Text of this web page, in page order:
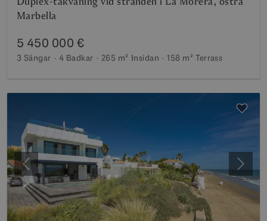
Marbella
5 450 000 €
3 Sängar 4 Badkar 265 m² Insidan 158 m² Terrass
Föregående Nästa